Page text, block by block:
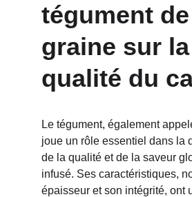
tégument
graine sur la
qualité du
Le tégument, également
joue un rôle essentiel dans la
de la qualité et de la saveur
infusé. Ses caractéristiques,
épaisseur et son intégrité, ont